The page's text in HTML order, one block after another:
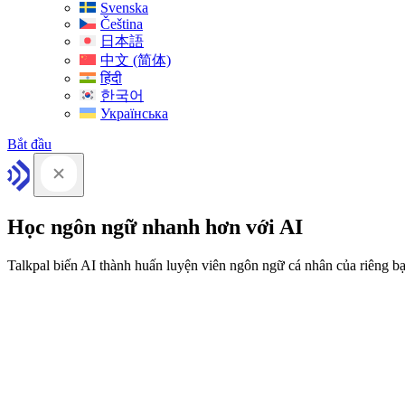
Svenska
Čeština
日本語
中文 (简体)
हिंदी
한국어
Українська
Bắt đầu
Học ngôn ngữ nhanh hơn với AI
Talkpal biến AI thành huấn luyện viên ngôn ngữ cá nhân của riêng